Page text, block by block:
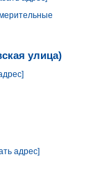
улица)
адрес]